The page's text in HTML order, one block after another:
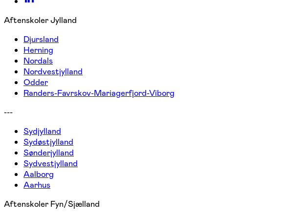
Aftenskoler Jylland
Djursland
Herning
Nordals
Nordvestjylland
Odder
Randers-Favrskov-Mariagerfjord-Viborg
---
Sydjylland
Sydøstjylland
Sønderjylland
Sydvestjylland
Aalborg
Aarhus
Aftenskoler Fyn/Sjælland